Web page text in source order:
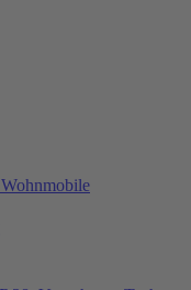
Wohnmobile